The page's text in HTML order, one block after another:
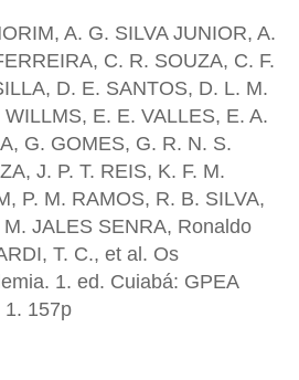
A. G. SILVA JUNIOR, A.
C. R. SOUZA, C. F.
D. E. SANTOS, D. L. M.
E. E. VALLES, E. A.
G. GOMES, G. R. N. S.
J. P. T. REIS, K. F. M.
P. M. RAMOS, R. B. SILVA,
JALES SENRA, Ronaldo
T. C., et al. Os
1. ed. Cuiabá: GPEA
1. 157p